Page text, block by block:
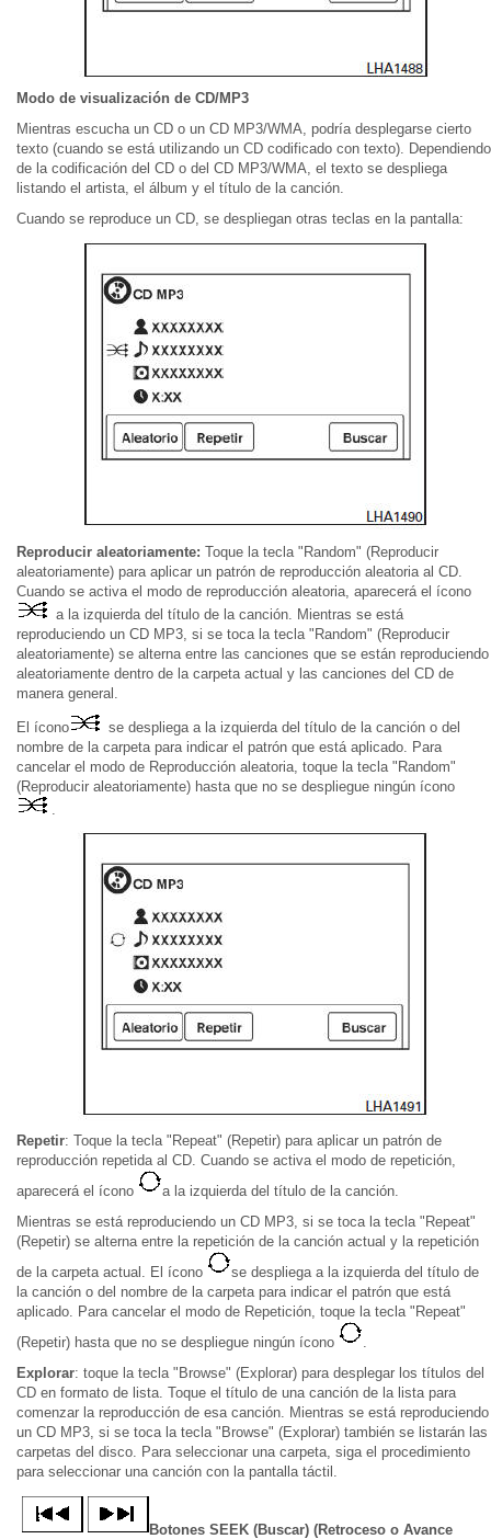
Modo de visualización de CD/MP3
Mientras escucha un CD o un CD MP3/WMA, podría desplegarse cierto
texto (cuando se está utilizando un CD codificado con texto). Dependiendo
de la codificación del CD o del CD MP3/WMA, el texto se despliega
listando el artista, el álbum y el título de la canción.
Cuando se reproduce un CD, se despliegan otras teclas en la pantalla:
Reproducir aleatoriamente: Toque la tecla "Random" (Reproducir
aleatoriamente) para aplicar un patrón de reproducción aleatoria al CD.
Cuando se activa el modo de reproducción aleatoria, aparecerá el ícono
a la izquierda del título de la canción. Mientras se está
reproduciendo un CD MP3, si se toca la tecla "Random" (Reproducir
aleatoriamente) se alterna entre las canciones que se están reproduciendo
aleatoriamente dentro de la carpeta actual y las canciones del CD de
manera general.
El ícono
se despliega a la izquierda del título de la canción o del
nombre de la carpeta para indicar el patrón que está aplicado. Para
cancelar el modo de Reproducción aleatoria, toque la tecla "Random"
(Reproducir aleatoriamente) hasta que no se despliegue ningún ícono
.
Repetir: Toque la tecla "Repeat" (Repetir) para aplicar un patrón de
reproducción repetida al CD. Cuando se activa el modo de repetición,
aparecerá el ícono
a la izquierda del título de la canción.
Mientras se está reproduciendo un CD MP3, si se toca la tecla "Repeat"
(Repetir) se alterna entre la repetición de la canción actual y la repetición
de la carpeta actual. El ícono
se despliega a la izquierda del título de
la canción o del nombre de la carpeta para indicar el patrón que está
aplicado. Para cancelar el modo de Repetición, toque la tecla "Repeat"
(Repetir) hasta que no se despliegue ningún ícono
.
Explorar: toque la tecla "Browse" (Explorar) para desplegar los títulos del
CD en formato de lista. Toque el título de una canción de la lista para
comenzar la reproducción de esa canción. Mientras se está reproduciendo
un CD MP3, si se toca la tecla "Browse" (Explorar) también se listarán las
carpetas del disco. Para seleccionar una carpeta, siga el procedimiento
para seleccionar una canción con la pantalla táctil.
Botones SEEK (Buscar) (Retroceso o Avance